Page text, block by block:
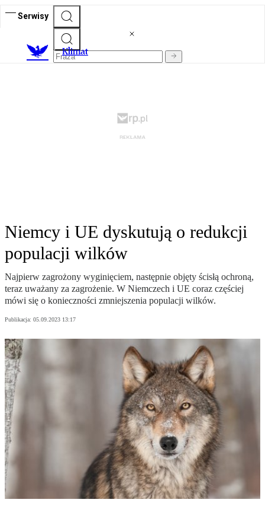
Serwisy
Klimat
Niemcy i UE dyskutują o redukcji
populacji wilków
Najpierw zagrożony wyginięciem, następnie objęty ścisłą ochroną,
teraz uważany za zagrożenie. W Niemczech i UE coraz częściej
mówi się o konieczności zmniejszenia populacji wilków.
Publikacja: 05.09.2023 13:17